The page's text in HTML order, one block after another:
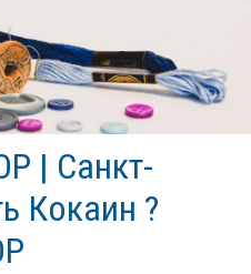
| Санкт-
Кокаин ?